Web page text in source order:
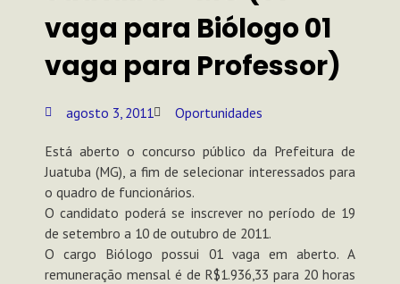
vaga para Biólogo 01
vaga para Professor)
agosto 3, 2011 Oportunidades
Está aberto o concurso público da Prefeitura de
Juatuba (MG), a fim de selecionar interessados para
o quadro de funcionários.
O candidato poderá se inscrever no período de 19
de setembro a 10 de outubro de 2011.
O cargo Biólogo possui 01 vaga em aberto. A
remuneração mensal é de R$1.936,33 para 20 horas